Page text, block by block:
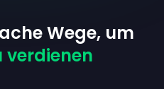
Wege, um
verdienen